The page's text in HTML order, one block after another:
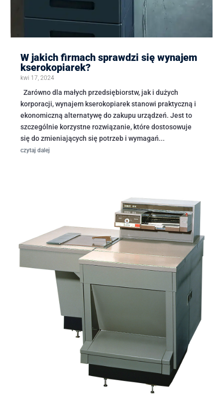
W jakich firmach sprawdzi się wynajem
kserokopiarek?
kwi 17, 2024
Zarówno dla małych przedsiębiorstw, jak i dużych
korporacji, wynajem kserokopiarek stanowi praktyczną i
ekonomiczną alternatywę do zakupu urządzeń. Jest to
szczególnie korzystne rozwiązanie, które dostosowuje
się do zmieniających się potrzeb i wymagań...
czytaj dalej